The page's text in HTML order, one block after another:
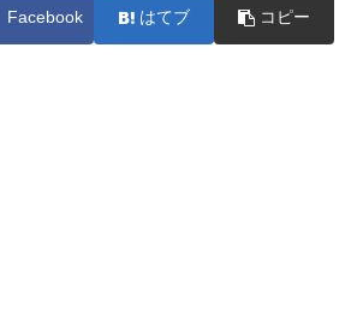
Facebook はてブ コピー